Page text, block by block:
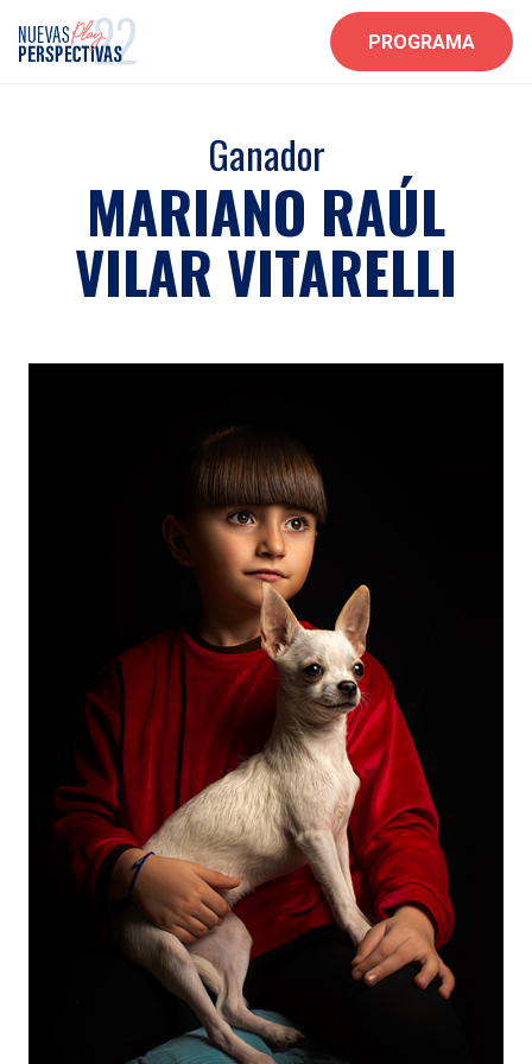
PROGRAMA
Ganador
MARIANO RAÚL
VILAR VITARELLI